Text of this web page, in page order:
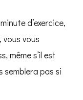
d’exercice,
vous
même s’il est
semblera pas si